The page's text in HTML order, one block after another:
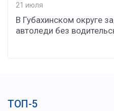
21 июля
В Губахинском округе
автоледи без
ТОП-5